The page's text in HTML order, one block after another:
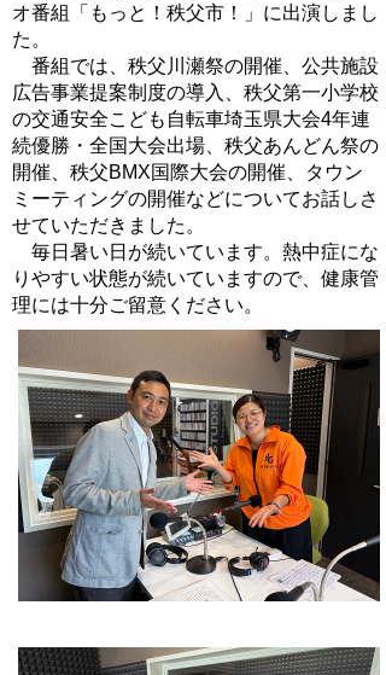
オ番組「もっと！秩父市！」に出演しまし
た。
番組では、秩父川瀬祭の開催、公共施設
広告事業提案制度の導入、秩父第一小学校
の交通安全こども自転車埼玉県大会4年連
続優勝・全国大会出場、秩父あんどん祭の
開催、秩父BMX国際大会の開催、タウン
ミーティングの開催などについてお話しさ
せていただきました。
毎日暑い日が続いています。熱中症にな
りやすい状態が続いていますので、健康管
理には十分ご留意ください。